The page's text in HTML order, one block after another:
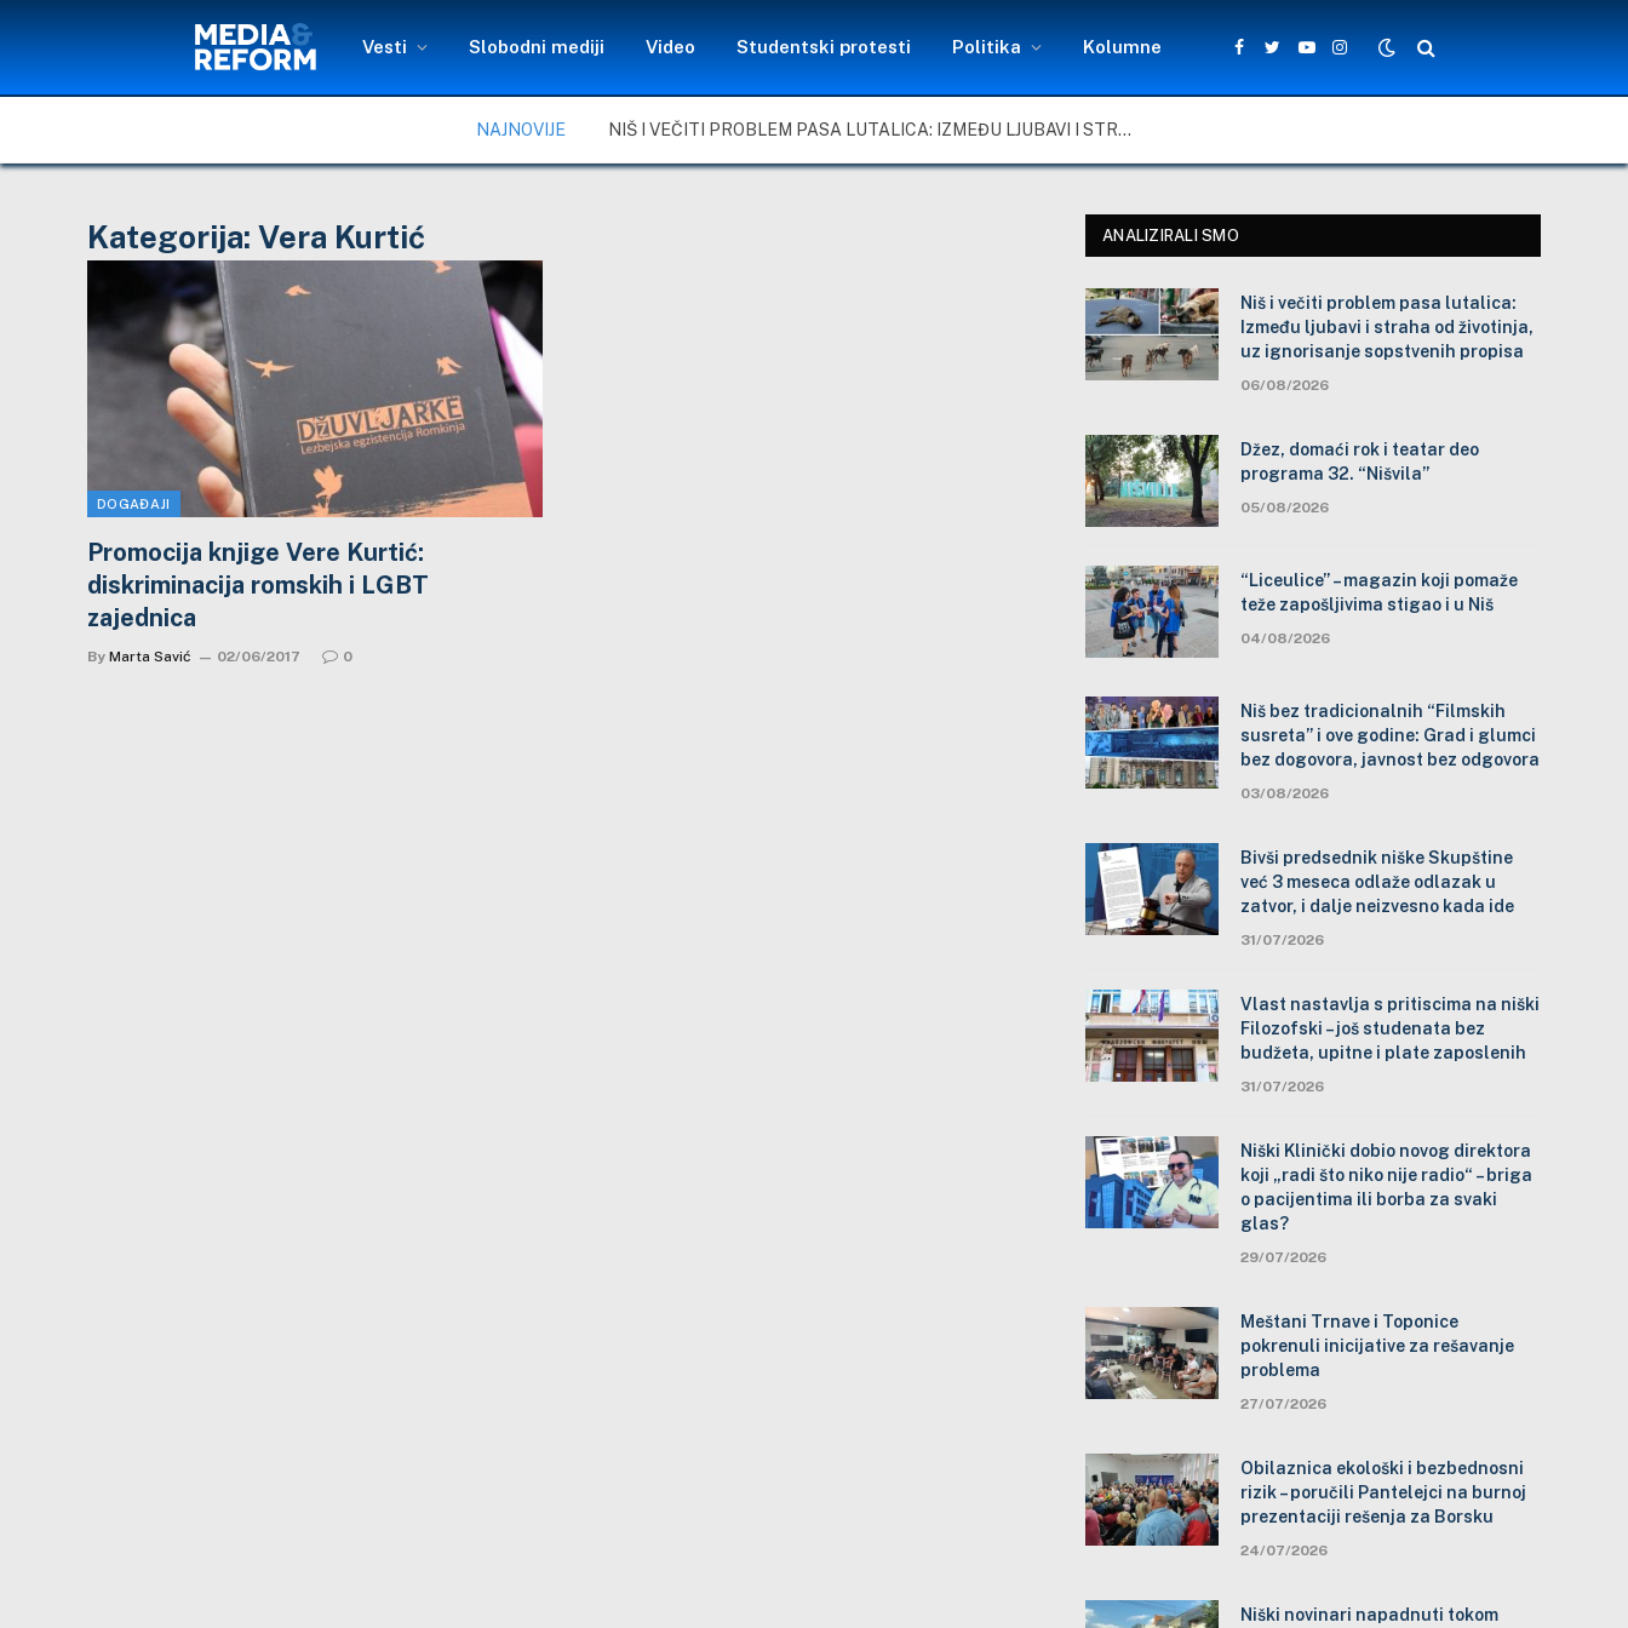
Vesti Slobodni mediji Video Studentski protesti Politika Kolumne
Facebook
TwitterYouTubeInstagram
NAJNOVIJE NIŠ I VEČITI PROBLEM PASA LUTALICA: IZMEĐU LJUBAVI I STRAHA OD ŽIVOTINJA, UZ IGNORISANJE SOPSTVENIH PROPISA
Kategorija: Vera Kurtić
DOGAĐAJI
Promocija knjige Vere Kurtić:
diskriminacija romskih i LGBT
zajednica
By Marta Savić 02/06/2017 0
ANALIZIRALI SMO
Niš i večiti problem pasa lutalica:
Između ljubavi i straha od životinja,
uz ignorisanje sopstvenih propisa
06/08/2026
Džez, domaći rok i teatar deo
programa 32. “Nišvila”
05/08/2026
“Liceulice” – magazin koji pomaže
teže zapošljivima stigao i u Niš
04/08/2026
Niš bez tradicionalnih “Filmskih
susreta” i ove godine: Grad i glumci
bez dogovora, javnost bez odgovora
03/08/2026
Bivši predsednik niške Skupštine
već 3 meseca odlaže odlazak u
zatvor, i dalje neizvesno kada ide
31/07/2026
Vlast nastavlja s pritiscima na niški
Filozofski – još studenata bez
budžeta, upitne i plate zaposlenih
31/07/2026
Niški Klinički dobio novog direktora
koji „radi što niko nije radio“ – briga
o pacijentima ili borba za svaki
glas?
29/07/2026
Meštani Trnave i Toponice
pokrenuli inicijative za rešavanje
problema
27/07/2026
Obilaznica ekološki i bezbednosni
rizik – poručili Pantelejci na burnoj
prezentaciji rešenja za Borsku
24/07/2026
Niški novinari napadnuti tokom